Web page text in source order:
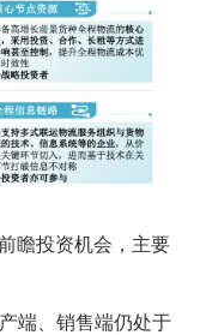
瞻投资机会，主要
端、销售端仍处于